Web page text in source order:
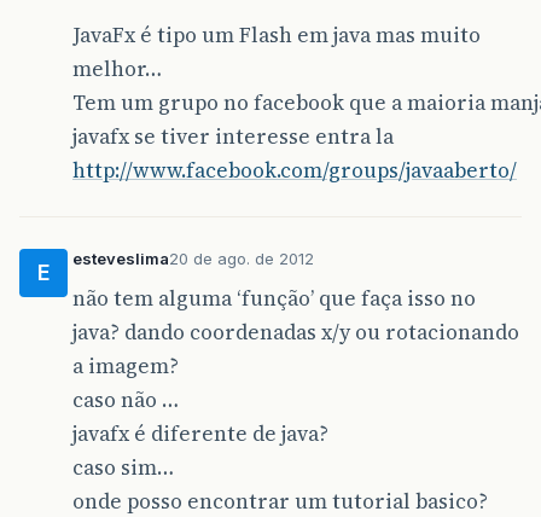
JavaFx é tipo um Flash em java mas muito
melhor…
Tem um grupo no facebook que a maioria
javafx se tiver interesse entra la
http://www.facebook.com/groups/javaaberto/
E
esteveslima20 de ago. de 2012
não tem alguma ‘função’ que faça isso no
java? dando coordenadas x/y ou rotacionando
a imagem?
caso não …
javafx é diferente de java?
caso sim…
onde posso encontrar um tutorial basico?